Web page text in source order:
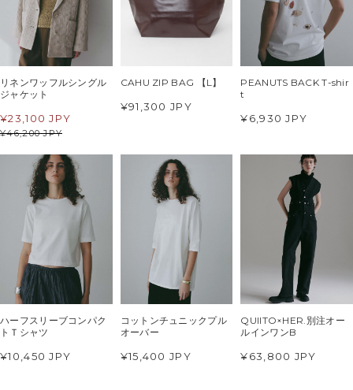
リネンワッフルシングル
ジャケット
¥46,200 JPY
¥23,100 JPY
CAHU ZIP BAG 【L】
¥91,300 JPY
PEANUTS BACK T-shir
t
¥6,930 JPY
ハーフスリーブコンパク
トＴシャツ
¥10,450 JPY
コットンチュニックプル
オーバー
¥15,400 JPY
QUIITO×HER.別注オー
ルインワンB
¥63,800 JPY